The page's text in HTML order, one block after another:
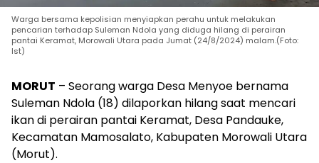
Warga bersama kepolisian menyiapkan perahu untuk melakukan
pencarian terhadap Suleman Ndola yang diduga hilang di perairan
pantai Keramat, Morowali Utara pada Jumat (24/8/2024) malam.(Foto:
Ist)
MORUT – Seorang warga Desa Menyoe bernama
Suleman Ndola (18) dilaporkan hilang saat mencari
ikan di perairan pantai Keramat, Desa Pandauke,
Kecamatan Mamosalato, Kabupaten Morowali Utara
(Morut).